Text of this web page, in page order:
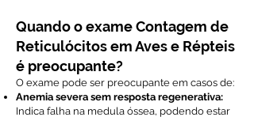
Quando o exame Contagem de
Reticulócitos em Aves e Répteis
é preocupante?
O exame pode ser preocupante em casos de:
Anemia severa sem resposta regenerativa:
Indica falha na medula óssea, podendo estar